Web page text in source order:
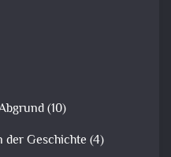
(10)
Geschichte (4)